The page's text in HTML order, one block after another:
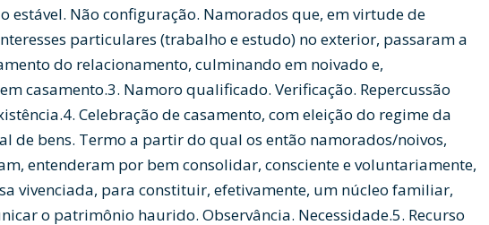
estável. Não configuração. Namorados que, em virtude de
particulares (trabalho e estudo) no exterior, passaram a
do relacionamento, culminando em noivado e,
casamento.3. Namoro qualificado. Verificação. Repercussão
Celebração de casamento, com eleição do regime da
de bens. Termo a partir do qual os então namorados/noivos,
entenderam por bem consolidar, consciente e voluntariamente,
vivenciada, para constituir, efetivamente, um núcleo familiar,
o patrimônio haurido. Observância. Necessidade.5. Recurso